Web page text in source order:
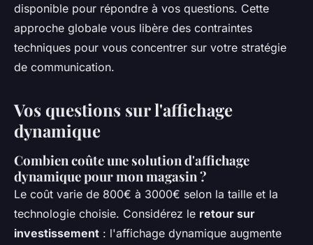
disponible pour répondre à vos questions. Cette
approche globale vous libère des contraintes
techniques pour vous concentrer sur votre stratégie
de communication.
Vos questions sur l'affichage
dynamique
Combien coûte une solution d'affichage
dynamique pour mon magasin ?
Le coût varie de 800€ à 3000€ selon la taille et la
technologie choisie. Considérez le retour sur
investissement : l'affichage dynamique augmente